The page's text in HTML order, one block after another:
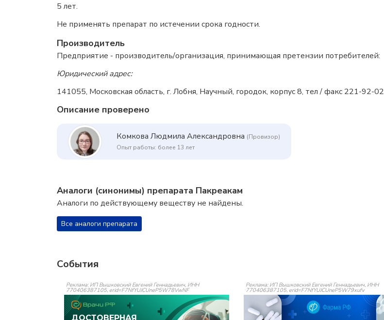
5 лет.
Не применять препарат по истечении срока годности.
Производитель
Предприятие - производитель/организация, принимающая претензии потребителей:
Юридический адрес:
141055, Московская область, г. Лобня, Научный, городок, корпус 8, тел / факс 221-92-02
Описание проверено
Комкова Людмила Александровна (Провизор)
Опыт работы: более 13 лет
Аналоги (синонимы) препарата Пакреакам
Аналоги по действующему веществу не найдены.
Все аналоги препарата
События
Реклама: ИП Вышковский Евгений Геннадьевич, ИНН
770406387105, erid=F7NfYUJCUneP5W78VwNF
Реклама: ИП Вышковский Евгений Геннадьевич, ИНН
770406387105, erid=F7NfYUJCUneP5W79xufv